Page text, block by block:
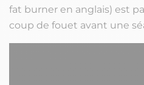
fat burner en anglais) est
coup de fouet avant une